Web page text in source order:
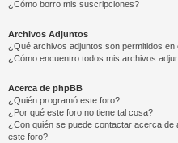
¿Cómo borro mis suscripciones?
Archivos Adjuntos
¿Qué archivos adjuntos son permitidos en
¿Cómo encuentro todos mis archivos
Acerca de phpBB
¿Quién programó este foro?
¿Por qué este foro no tiene tal cosa?
¿Con quién se puede contactar acerca
este foro?